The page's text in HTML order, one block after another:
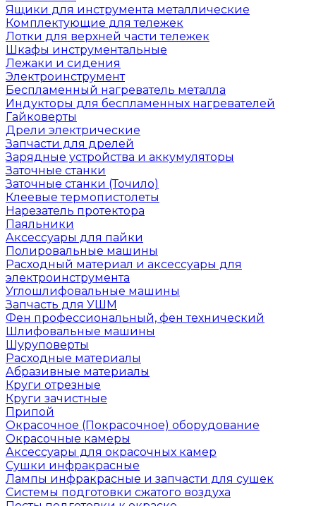
Ящики для инструмента металлические
Комплектующие для тележек
Лотки для верхней части тележек
Шкафы инструментальные
Лежаки и сидения
Электроинструмент
Беспламенный нагреватель металла
Индукторы для беспламенных нагревателей
Гайковерты
Дрели электрические
Запчасти для дрелей
Зарядные устройства и аккумуляторы
Заточные станки
Заточные станки (Точило)
Клеевые термопистолеты
Нарезатель протектора
Паяльники
Аксессуары для пайки
Полировальные машины
Расходный материал и аксессуары для
электроинструмента
Углошлифовальные машины
Запчасть для УШМ
Фен профессиональный, фен технический
Шлифовальные машины
Шуруповерты
Расходные материалы
Абразивные материалы
Круги отрезные
Круги зачистные
Припой
Окрасочное (Покрасочное) оборудование
Окрасочные камеры
Аксессуары для окрасочных камер
Сушки инфракрасные
Лампы инфракрасные и запчасти для сушек
Системы подготовки сжатого воздуха